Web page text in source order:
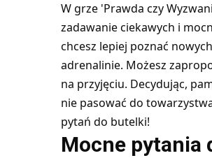
W grze 'Prawda czy
zadawanie ciekawych i
chcesz lepiej poznać
adrenalinie. Możesz
na przyjęciu. Decydując,
nie pasować do
pytań do butelki!
Mocne pytania